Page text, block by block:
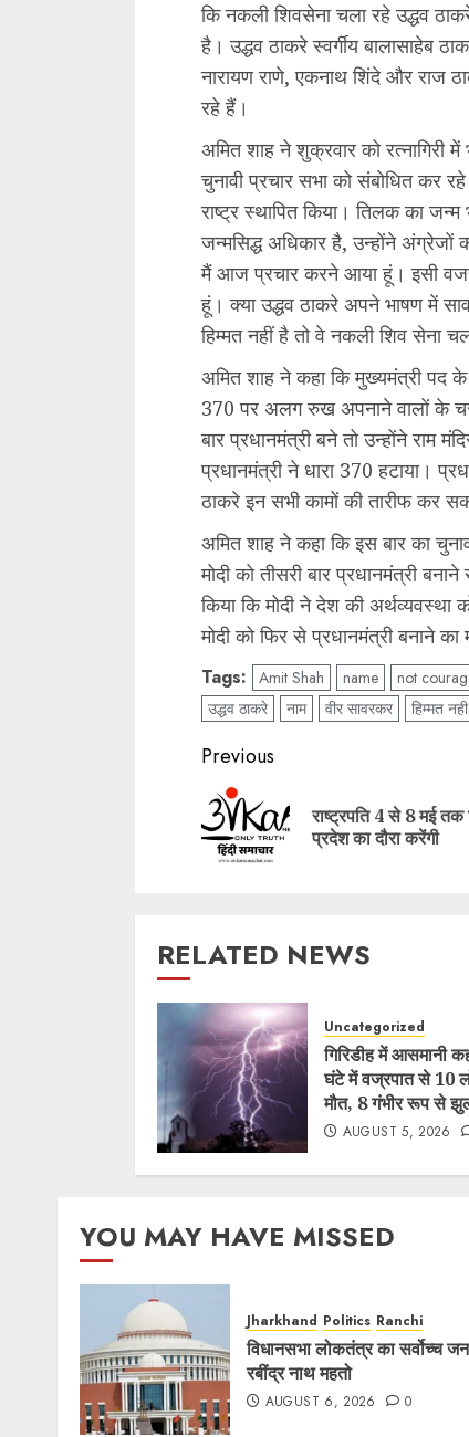
कि नकली शिवसेना चला रहे उद्धव
है। उद्धव ठाकरे स्वर्गीय बालासाहेब
नारायण राणे, एकनाथ शिंदे और राज
रहे हैं।
अमित शाह ने शुक्रवार को रत्नागिरी
चुनावी प्रचार सभा को संबोधित कर
राष्ट्र स्थापित किया। तिलक का
जन्मसिद्ध अधिकार है, उन्होंने अंग्रेजों
मैं आज प्रचार करने आया हूं। इसी
हूं। क्या उद्धव ठाकरे अपने भाषण में
हिम्मत नहीं है तो वे नकली शिव सेना
अमित शाह ने कहा कि मुख्यमंत्री पद
370 पर अलग रुख अपनाने वालों के
बार प्रधानमंत्री बने तो उन्होंने राम
प्रधानमंत्री ने धारा 370 हटाया।
ठाकरे इन सभी कामों की तारीफ कर
अमित शाह ने कहा कि इस बार का
मोदी को तीसरी बार प्रधानमंत्री
किया कि मोदी ने देश की अर्थव्यवस्था
मोदी को फिर से प्रधानमंत्री बनाने
Tags: Amit Shah name not
उद्धव ठाकरे
नाम वीर सावरकर हिम्मत नही
Post
navigation
Previous
राष्ट्रपति 4 से 8 मई तक
प्रदेश का दौरा करेंगी
RELATED NEWS
Uncategorized
गिरिडीह में आसमानी
घंटे में वज्रपात से 10
मौत, 8 गंभीर रूप से
AUGUST 5, 2026
YOU MAY HAVE MISSED
Jharkhand Politics Ranchi
विधानसभा लोकतंत्र का सर्वोच्च
रबींद्र नाथ महतो
AUGUST 6, 2026 0